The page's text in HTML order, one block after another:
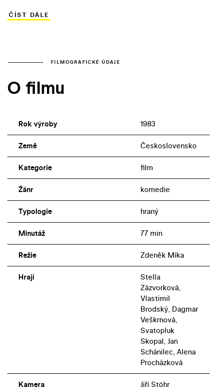
nesvlíkej /1980/) v roce 1983 k realizaci komunální satiry
hrdinka v podání Stelly Zázvorková má daleko k tomu,
zajímavosti ryze oddechového snímku přispívají i další
ČÍST DÁLE
FILMOGRAFICKÉ ÚDAJE
O filmu
Rok výroby 1983
Země Československo
Kategorie film
Žánr komedie
Typologie hraný
Minutáž 77 min
Režie Zdeněk Míka
Hrají
Stella
Zázvorková,
Vlastimil
Brodský, Dagmar
Veškrnová,
Svatopluk
Skopal, Jan
Schánilec, Alena
Procházková
Kamera Jiří Stöhr